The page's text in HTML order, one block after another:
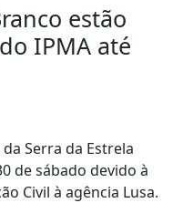
estão
IPMA até
Serra da Estrela
de sábado devido à
Civil à agência Lusa.